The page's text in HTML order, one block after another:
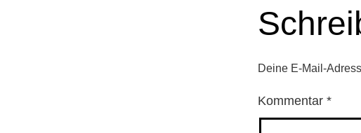
Deine E-Mail-
Kommentar *